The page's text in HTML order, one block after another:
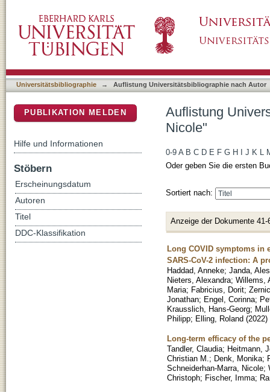
Universitätsbibliographie → Auflistung Universitätsbibliographie nach Autor
Auflistung
Nicole"
0-9 A B C D E F G H J K L
Oder geben Sie die ersten
Sortiert nach:
Anzeige der Dokumente 41-
Long COVID symptoms in
SARS-CoV-2 infection: A
Haddad, Anneke; Janda, Ales
Nieters, Alexandra; Willems,
Maria; Fabricius, Dorit;
Jonathan; Engel, Corinna;
Krausslich, Hans-Georg;
Philipp; Elling, Roland (2022)
Long-term efficacy of the
Tandler, Claudia; Heitmann,
Christian M. ; Denk, Monika;
Schneiderhan-Marra, Nicole;
Christoph; Fischer, Imma;
PUBLIKATION MELDEN
Hilfe und Informationen
Stöbern
Erscheinungsdatum
Autoren
Titel
DDC-Klassifikation